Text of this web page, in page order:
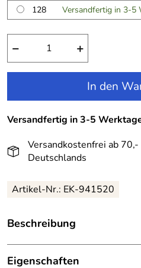
128
Versandfertig in 3-5
− +
In den
Versandfertig in 3-5
Versandkostenfrei ab
Deutschlands
Artikel-Nr.: EK-941520
Beschreibung
Happy Girls Kinderkleid
weiß:
Eigenschaften